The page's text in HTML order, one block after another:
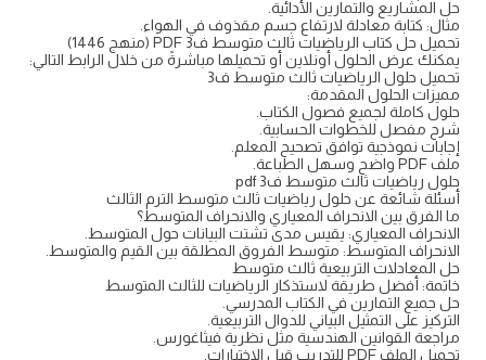
حل المشاريع والتمارين الأدائية.
مثال: كتابة معادلة لارتفاع جسم مقذوف في الهواء.
تحميل حل كتاب الرياضيات ثالث متوسط ف3 PDF (منهج 1446)
يمكنك عرض الحلول أونلاين أو تحميلها مباشرةً من خلال الرابط التالي:
تحميل حلول الرياضيات ثالث متوسط ف3
مميزات الحلول المقدمة:
حلول كاملة لجميع فصول الكتاب.
شرح مفصل للخطوات الحسابية.
إجابات نموذجية توافق تصحيح المعلم.
ملف PDF واضح وسهل الطباعة.
حلول رياضيات ثالث متوسط ف3 pdf
أسئلة شائعة عن حلول رياضيات ثالث متوسط الترم الثالث
ما الفرق بين الانحراف المعياري والانحراف المتوسط؟
الانحراف المعياري: يقيس مدى تشتت البيانات حول المتوسط.
الانحراف المتوسط: متوسط الفروق المطلقة بين القيم والمتوسط.
حل المعادلات التربيعية ثالث متوسط
خاتمة: أفضل طريقة لاستذكار الرياضيات للثالث المتوسط
حل جميع التمارين في الكتاب المدرسي.
التركيز على التمثيل البياني للدوال التربيعية.
مراجعة القوانين الهندسية مثل نظرية فيثاغورس.
تحميل الملف PDF للتدريب قبل الاختبارات.